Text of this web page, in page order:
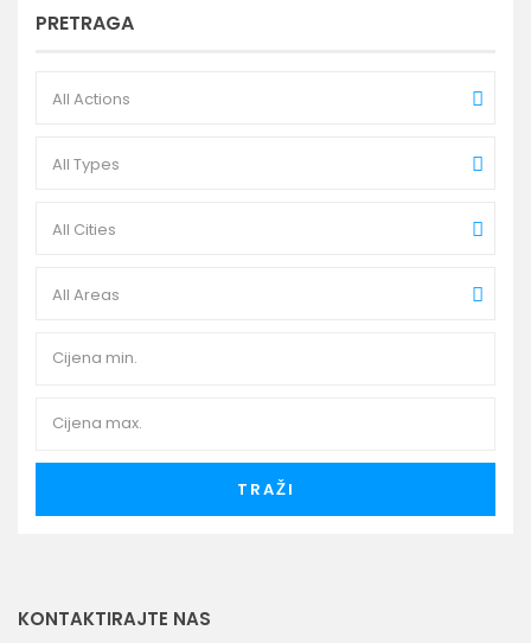
PRETRAGA
All Actions
All Types
All Cities
All Areas
TRAŽI
KONTAKTIRAJTE NAS